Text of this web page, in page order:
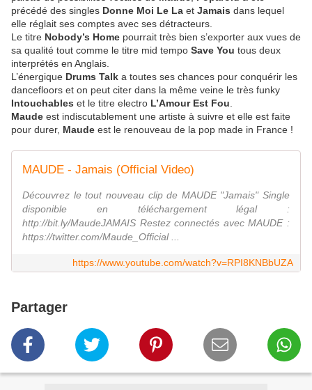
précédé des singles Donne Moi Le La et Jamais dans lequel
elle réglait ses comptes avec ses détracteurs.
Le titre Nobody’s Home pourrait très bien s’exporter aux vues de
sa qualité tout comme le titre mid tempo Save You tous deux
interprétés en Anglais.
L’énergique Drums Talk a toutes ses chances pour conquérir les
dancefloors et on peut citer dans la même veine le très funky
Intouchables et le titre electro L’Amour Est Fou
Maude est indiscutablement une artiste à suivre et elle est faite
pour durer, Maude est le renouveau de la pop made in France !
MAUDE - Jamais (Official Video)
Découvrez le tout nouveau clip de MAUDE "Jamais" Single
disponible en téléchargement légal :
http://bit.ly/MaudeJAMAIS Restez connectés avec MAUDE :
https://twitter.com/Maude_Official ...
https://www.youtube.com/watch?v=RPI8KNBbUZA
Partager